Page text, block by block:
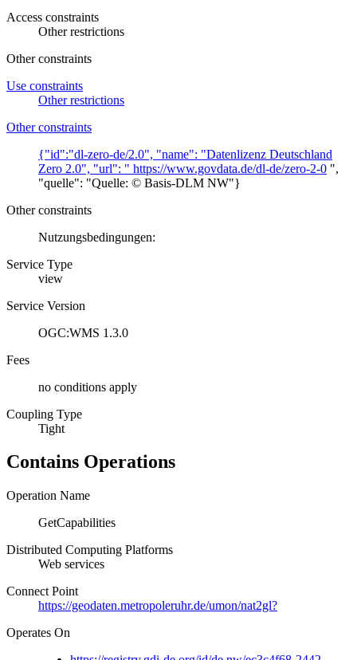
Access constraints
Other restrictions
Other constraints
Use constraints
Other restrictions
Other constraints
{"id":"dl-zero-de/2.0", "name": "Datenlizenz Deutschland
Zero 2.0", "url": " https://www.govdata.de/dl-de/zero-2-0 ",
"quelle": "Quelle: © Basis-DLM NW"}
Other constraints
Nutzungsbedingungen:
Service Type
view
Service Version
OGC:WMS 1.3.0
Fees
no conditions apply
Coupling Type
Tight
Contains Operations
Operation Name
GetCapabilities
Distributed Computing Platforms
Web services
Connect Point
https://geodaten.metropoleruhr.de/umon/nat2gl?
Operates On